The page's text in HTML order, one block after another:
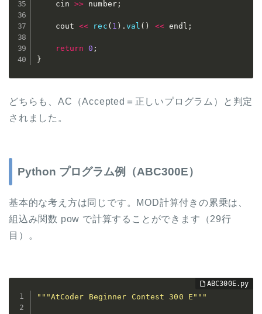
	cin
>> number;
	cout
<< rec ( 1 ) .val ( ) << endl ;
return 0 ;
}
どちらも、AC（Accepted＝正しいプログラム）と判定
されました。
Python プログラム例（ABC300E）
基本的な考え方は同じです。MOD計算付きの累乗は、
組込み関数 pow で計算することができます（29行
目）。
"""AtCoder Beginner Contest 300 E"""